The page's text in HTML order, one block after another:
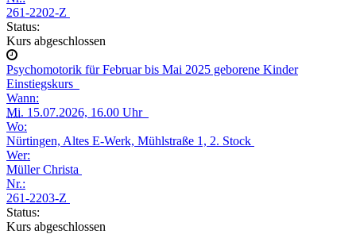
261-2202-Z
Status:
Kurs abgeschlossen
Psychomotorik für Februar bis Mai 2025 geborene Kinder
Einstiegskurs
Wann:
Mi. 15.07.2026, 16.00 Uhr
Wo:
Nürtingen, Altes E-Werk, Mühlstraße 1, 2. Stock
Wer:
Müller Christa
Nr.:
261-2203-Z
Status:
Kurs abgeschlossen